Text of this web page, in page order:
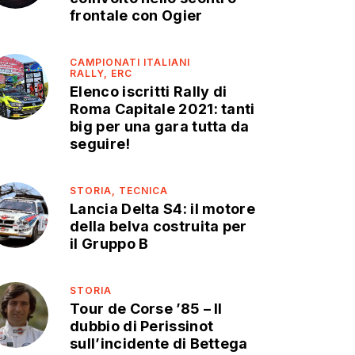
frontale con Ogier
CAMPIONATI ITALIANI
RALLY, ERC
Elenco iscritti Rally di
Roma Capitale 2021: tanti
big per una gara tutta da
seguire!
STORIA, TECNICA
Lancia Delta S4: il motore
della belva costruita per
il Gruppo B
STORIA
Tour de Corse ’85 – Il
dubbio di Perissinot
sull’incidente di Bettega